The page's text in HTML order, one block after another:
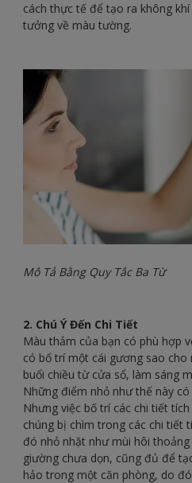
cách thực tế để tạo ra không
tưởng về màu tường.
Mô Tả Bằng Quy Tắc Ba Từ
2. Chú Ý Đến Chi Tiết
Màu thảm của bạn có phù hợp
có bố trí một cái gương sao cho
buổi chiều từ cửa sổ, làm sáng
Những điểm nhỏ như thế này
Nhưng việc bố trí các chi tiết
chúng bị chìm trong các chi tiết
đó nhỏ nhặt như mùi hôi
giường chưa dọn, cũng đủ để
hảo trong một căn phòng, do